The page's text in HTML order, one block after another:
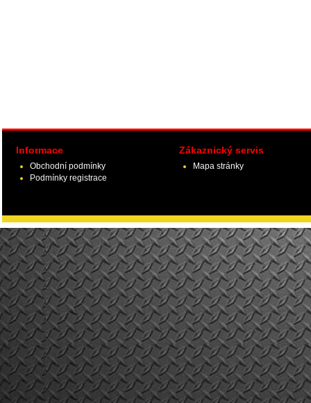
Informace
Obchodní podmínky
Podmínky registrace
Zákaznický servis
Mapa stránky